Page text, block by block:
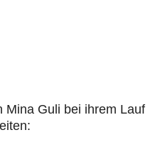
Mina Guli bei ihrem Lauf